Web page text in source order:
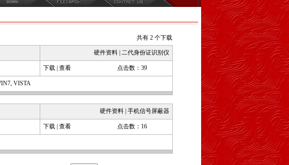
共有 2 个下载
硬件资料| 二代身份证识别仪
下载| 查看 点击数：39
VISTA
硬件资料| 手机信号屏蔽器
下载| 查看 点击数：16